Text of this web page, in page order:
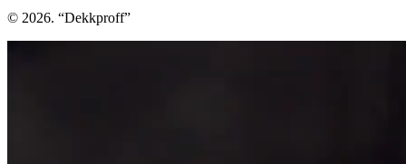
© 2026. “Dekkproff”